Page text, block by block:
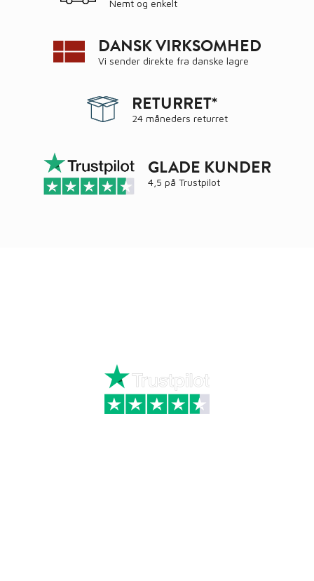
Nemt og enkelt
DANSK VIRKSOMHED
Vi sender direkte fra danske lagre
RETURRET*
24 måneders returret
GLADE KUNDER
4,5 på Trustpilot